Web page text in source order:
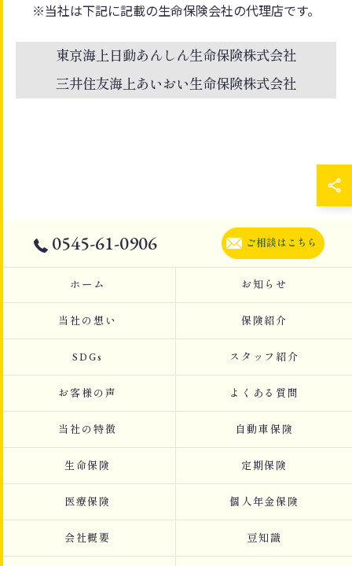
※当社は下記に記載の生命保険会社の代理店です。
東京海上日動あんしん生命保険株式会社
三井住友海上あいおい生命保険株式会社
0545-61-0906 ご相談はこちら
ホーム お知らせ
当社の想い 保険紹介
SDGs スタッフ紹介
お客様の声 よくある質問
当社の特徴 自動車保険
生命保険 定期保険
医療保険 個人年金保険
会社概要 豆知識